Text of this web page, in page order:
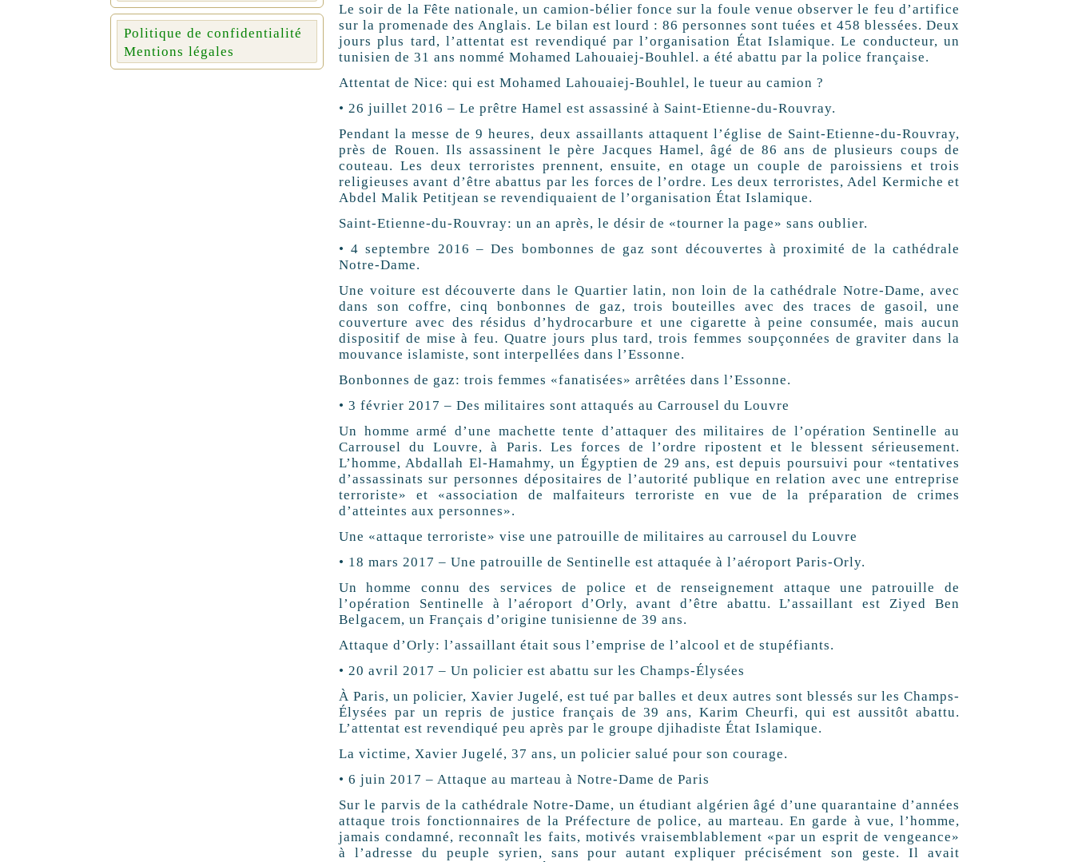
Politique de confidentialité
Mentions légales
Le soir de la Fête nationale, un camion-bélier fonce sur la foule venue observer le feu d’artifice
sur la promenade des Anglais. Le bilan est lourd : 86 personnes sont tuées et 458 blessées. Deux
jours plus tard, l’attentat est revendiqué par l’organisation État Islamique. Le conducteur, un
tunisien de 31 ans nommé Mohamed Lahouaiej-Bouhlel. a été abattu par la police française.
Attentat de Nice: qui est Mohamed Lahouaiej-Bouhlel, le tueur au camion ?
• 26 juillet 2016 – Le prêtre Hamel est assassiné à Saint-Etienne-du-Rouvray.
Pendant la messe de 9 heures, deux assaillants attaquent l’église de Saint-Etienne-du-Rouvray,
près de Rouen. Ils assassinent le père Jacques Hamel, âgé de 86 ans de plusieurs coups de
couteau. Les deux terroristes prennent, ensuite, en otage un couple de paroissiens et trois
religieuses avant d’être abattus par les forces de l’ordre. Les deux terroristes, Adel Kermiche et
Abdel Malik Petitjean se revendiquaient de l’organisation État Islamique.
Saint-Etienne-du-Rouvray: un an après, le désir de «tourner la page» sans oublier.
• 4 septembre 2016 – Des bombonnes de gaz sont découvertes à proximité de la cathédrale
Notre-Dame.
Une voiture est découverte dans le Quartier latin, non loin de la cathédrale Notre-Dame, avec
dans son coffre, cinq bonbonnes de gaz, trois bouteilles avec des traces de gasoil, une
couverture avec des résidus d’hydrocarbure et une cigarette à peine consumée, mais aucun
dispositif de mise à feu. Quatre jours plus tard, trois femmes soupçonnées de graviter dans la
mouvance islamiste, sont interpellées dans l’Essonne.
Bonbonnes de gaz: trois femmes «fanatisées» arrêtées dans l’Essonne.
• 3 février 2017 – Des militaires sont attaqués au Carrousel du Louvre
Un homme armé d’une machette tente d’attaquer des militaires de l’opération Sentinelle au
Carrousel du Louvre, à Paris. Les forces de l’ordre ripostent et le blessent sérieusement.
L’homme, Abdallah El-Hamahmy, un Égyptien de 29 ans, est depuis poursuivi pour «tentatives
d’assassinats sur personnes dépositaires de l’autorité publique en relation avec une entreprise
terroriste» et «association de malfaiteurs terroriste en vue de la préparation de crimes
d’atteintes aux personnes».
Une «attaque terroriste» vise une patrouille de militaires au carrousel du Louvre
• 18 mars 2017 – Une patrouille de Sentinelle est attaquée à l’aéroport Paris-Orly.
Un homme connu des services de police et de renseignement attaque une patrouille de
l’opération Sentinelle à l’aéroport d’Orly, avant d’être abattu. L’assaillant est Ziyed Ben
Belgacem, un Français d’origine tunisienne de 39 ans.
Attaque d’Orly: l’assaillant était sous l’emprise de l’alcool et de stupéfiants.
• 20 avril 2017 – Un policier est abattu sur les Champs-Élysées
À Paris, un policier, Xavier Jugelé, est tué par balles et deux autres sont blessés sur les Champs-
Élysées par un repris de justice français de 39 ans, Karim Cheurfi, qui est aussitôt abattu.
L’attentat est revendiqué peu après par le groupe djihadiste État Islamique.
La victime, Xavier Jugelé, 37 ans, un policier salué pour son courage.
• 6 juin 2017 – Attaque au marteau à Notre-Dame de Paris
Sur le parvis de la cathédrale Notre-Dame, un étudiant algérien âgé d’une quarantaine d’années
attaque trois fonctionnaires de la Préfecture de police, au marteau. En garde à vue, l’homme,
jamais condamné, reconnaît les faits, motivés vraisemblablement «par un esprit de vengeance»
à l’adresse du peuple syrien, sans pour autant expliquer précisément son geste. Il avait